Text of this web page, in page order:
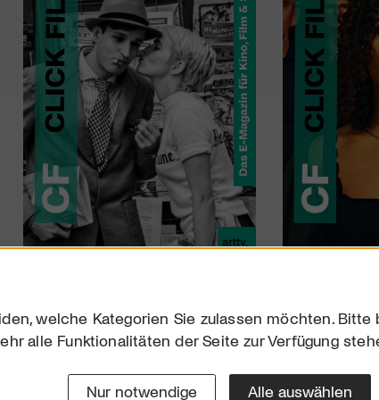
Downloads
Impressum
welche Kategorien Sie zulassen möchten. Bitte
alle Funktionalitäten der Seite zur Verfügung
Nur notwendige Alle auswählen